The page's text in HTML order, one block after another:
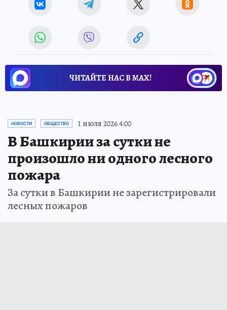
ЧИТАЙТЕ НАС В МАХ!
НОВОСТИ ОБЩЕСТВО 1 июля 2026 4:00
В Башкирии за сутки не
произошло ни одного лесного
пожара
За сутки в Башкирии не зарегистрировали
лесных пожаров